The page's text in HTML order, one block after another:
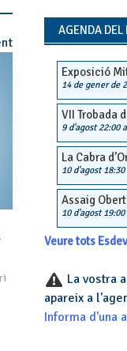
AGENDA DEL
Exposició
14 de gener de
VII Trobada
9 d'agost 22:00a
La Cabra
10 d'agost 18:30
Assaig Obert
10 d'agost 19:00
Veure tots
La vostra
apareix a
Informa d'una